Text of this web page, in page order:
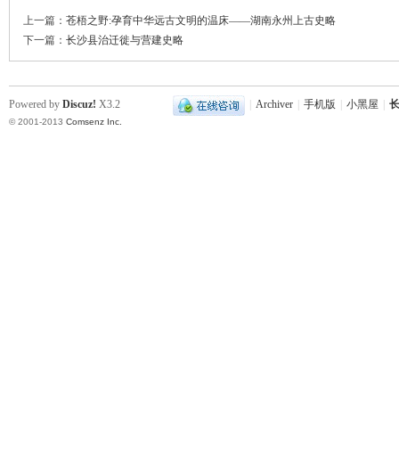
上一篇： 苍梧之野:孕育中华远古文明的温床——湖南永州上古史略
下一篇： 长沙县治迁徙与营建史略
Archiver 手机版 小黑屋
Powered by Discuz! X3.2
© 2001-2013 Comsenz Inc.